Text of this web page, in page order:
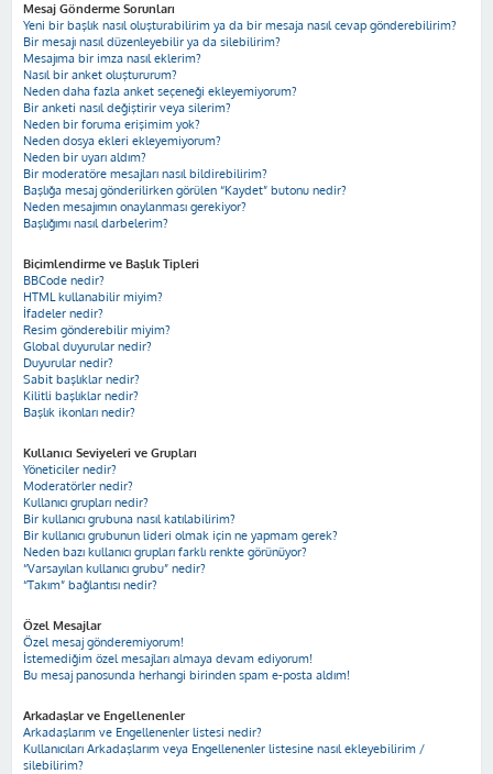
Mesaj Gönderme Sorunları
Yeni bir başlık nasıl oluşturabilirim ya da bir mesaja nasıl cevap gönderebilirim?
Bir mesajı nasıl düzenleyebilir ya da silebilirim?
Mesajıma bir imza nasıl eklerim?
Nasıl bir anket oluştururum?
Neden daha fazla anket seçeneği ekleyemiyorum?
Bir anketi nasıl değiştirir veya silerim?
Neden bir foruma erişimim yok?
Neden dosya ekleri ekleyemiyorum?
Neden bir uyarı aldım?
Bir moderatöre mesajları nasıl bildirebilirim?
Başlığa mesaj gönderilirken görülen “Kaydet” butonu nedir?
Neden mesajımın onaylanması gerekiyor?
Başlığımı nasıl darbelerim?
Biçimlendirme ve Başlık Tipleri
BBCode nedir?
HTML kullanabilir miyim?
İfadeler nedir?
Resim gönderebilir miyim?
Global duyurular nedir?
Duyurular nedir?
Sabit başlıklar nedir?
Kilitli başlıklar nedir?
Başlık ikonları nedir?
Kullanıcı Seviyeleri ve Grupları
Yöneticiler nedir?
Moderatörler nedir?
Kullanıcı grupları nedir?
Bir kullanıcı grubuna nasıl katılabilirim?
Bir kullanıcı grubunun lideri olmak için ne yapmam gerek?
Neden bazı kullanıcı grupları farklı renkte görünüyor?
“Varsayılan kullanıcı grubu” nedir?
“Takım” bağlantısı nedir?
Özel Mesajlar
Özel mesaj gönderemiyorum!
İstemediğim özel mesajları almaya devam ediyorum!
Bu mesaj panosunda herhangi birinden spam e-posta aldım!
Arkadaşlar ve Engellenenler
Arkadaşlarım ve Engellenenler listesi nedir?
Kullanıcıları Arkadaşlarım veya Engellenenler listesine nasıl ekleyebilirim /
silebilirim?